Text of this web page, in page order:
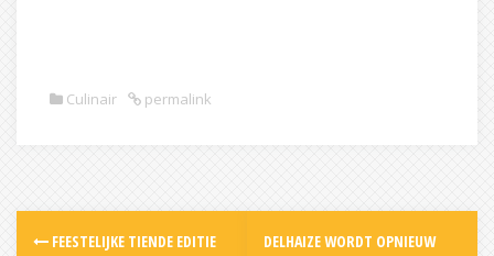
Culinair permalink
Post
FEESTELIJKE TIENDE EDITIE DELHAIZE WORDT OPNIEUW